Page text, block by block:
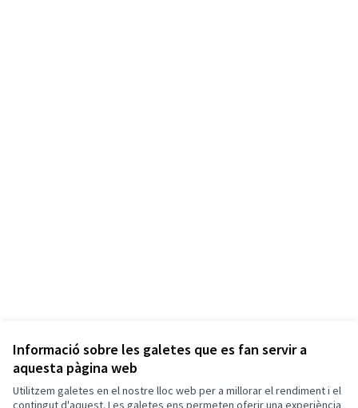
Informació sobre les galetes que es fan servir a
aquesta pàgina web
Utilitzem galetes en el nostre lloc web per a millorar el rendiment i el
contingut d'aquest. Les galetes ens permeten oferir una experiència